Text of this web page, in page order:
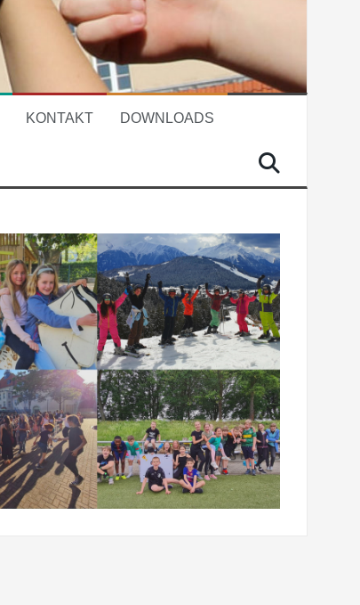
KONTAKT DOWNLOADS